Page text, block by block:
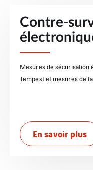
Contre-
Mesures de sécurisation
Tempest et mesures de
En savoir plus